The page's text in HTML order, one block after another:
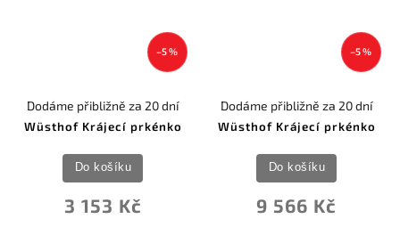
–5 %
Wüsthof Krájecí prkénko
Dodáme přibližně za 20 dní
3 153 Kč
Do košíku
–5 %
Wüsthof Krájecí prkénko
Dodáme přibližně za 20 dní
9 566 Kč
Do košíku